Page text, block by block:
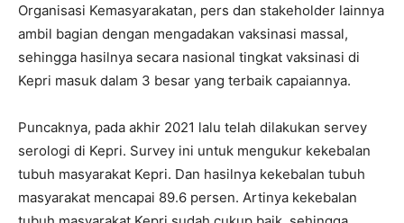
Organisasi Kemasyarakatan, pers dan stakeholder lainnya
ambil bagian dengan mengadakan vaksinasi massal,
sehingga hasilnya secara nasional tingkat vaksinasi di
Kepri masuk dalam 3 besar yang terbaik capaiannya.
Puncaknya, pada akhir 2021 lalu telah dilakukan servey
serologi di Kepri. Survey ini untuk mengukur kekebalan
tubuh masyarakat Kepri. Dan hasilnya kekebalan tubuh
masyarakat mencapai 89.6 persen. Artinya kekebalan